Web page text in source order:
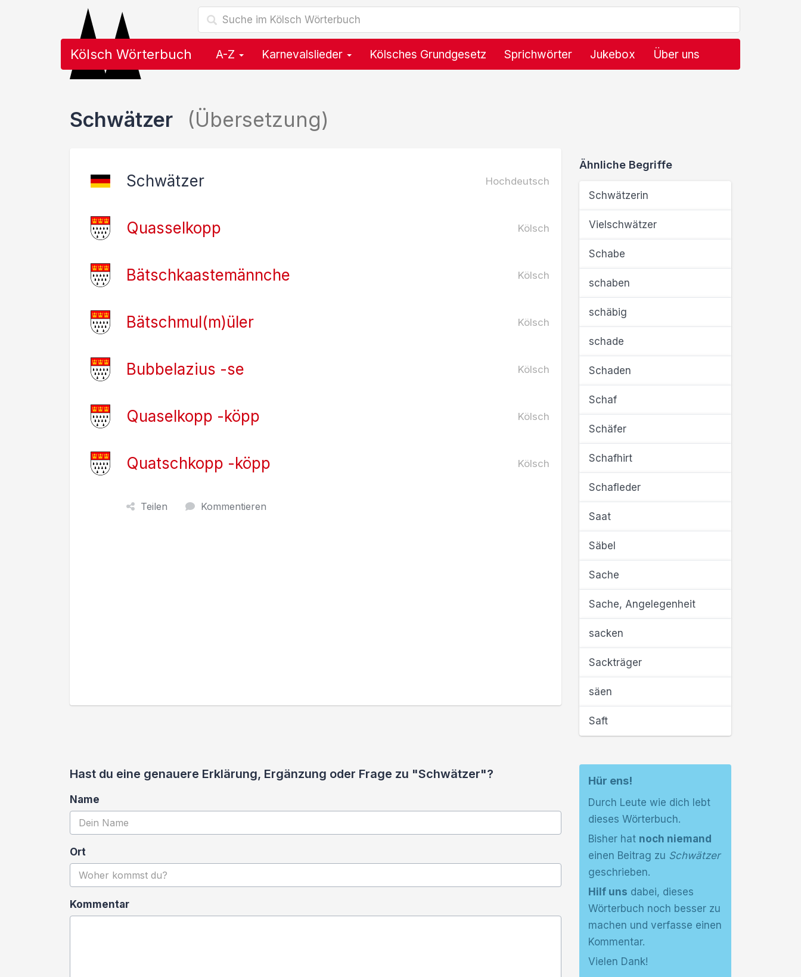
Kölsch Wörterbuch A-Z Karnevalslieder Kölsches Grundgesetz Sprichwörter Jukebox Über uns
Schwätzer (Übersetzung)
Schwätzer Hochdeutsch
Quasselkopp Kölsch
Bätschkaastemännche Kölsch
Bätschmul(m)üler Kölsch
Bubbelazius -se Kölsch
Quaselkopp -köpp Kölsch
Quatschkopp -köpp Kölsch
Teilen Kommentieren
Ähnliche Begriffe
Schwätzerin
Vielschwätzer
Schabe
schaben
schäbig
schade
Schaden
Schaf
Schäfer
Schafhirt
Schafleder
Saat
Säbel
Sache
Sache, Angelegenheit
sacken
Sackträger
säen
Saft
Hast du eine genauere Erklärung, Ergänzung oder Frage zu "Schwätzer"?
Name
Ort
Kommentar
Hür ens!
Durch Leute wie dich lebt
dieses Wörterbuch.
Bisher hat noch niemand
einen Beitrag zu Schwätzer
geschrieben.
Hilf uns dabei, dieses
Wörterbuch noch besser zu
machen und verfasse einen
Kommentar.
Vielen Dank!